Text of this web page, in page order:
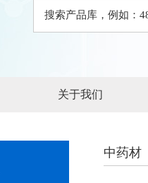
关于我们
中药材